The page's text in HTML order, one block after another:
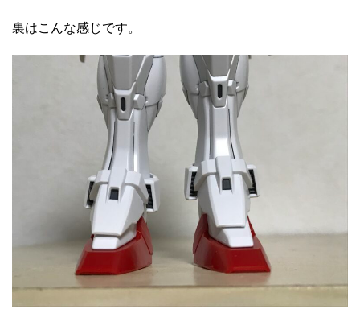
裏はこんな感じです。